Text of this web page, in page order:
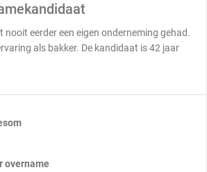
nooit eerder een eigen onderneming gehad.
als bakker. De kandidaat is 42 jaar
overname